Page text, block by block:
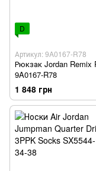
D
Артикул: 9A0167-R78
Рюкзак Jordan Remix
9A0167-R78
1 848 грн